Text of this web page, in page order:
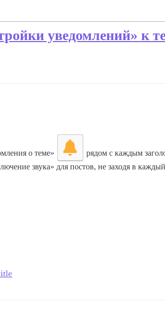
уведомлений» к
о теме»
рядом с каждым
звука» для постов, не заходя в